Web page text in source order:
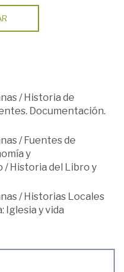
/Historia de
Documentación.
/Fuentes de
y
/Historia del Libro y
/Historias Locales
Iglesia y vida